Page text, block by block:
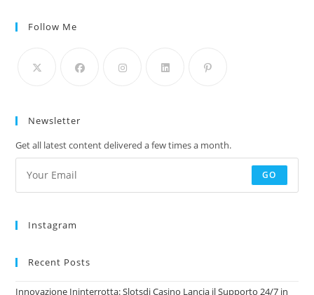
Follow Me
Newsletter
Get all latest content delivered a few times a month.
GO
Instagram
Recent Posts
Innovazione Ininterrotta: Slotsdj Casino Lancia il Supporto 24/7 in